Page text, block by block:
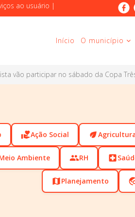
ao usuário |
Início O município
vão participar no sábado da Copa
volunteer_activismAção Social eco
Ambiente peopleRH local_hospital
map Planejamento